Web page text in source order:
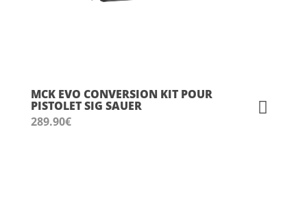
MCK EVO CONVERSION KIT POUR
PISTOLET SIG SAUER
289.90€